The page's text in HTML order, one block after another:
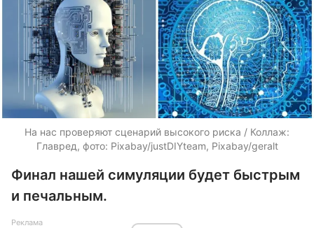
На нас проверяют сценарий высокого риска / Коллаж:
Главред, фото: Pixabay/justDIYteam, Pixabay/geralt
Финал нашей симуляции будет быстрым
и печальным.
Реклама